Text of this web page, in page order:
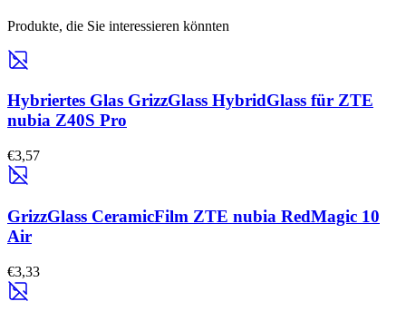
Produkte, die Sie interessieren könnten
Hybriertes Glas GrizzGlass HybridGlass für ZTE
nubia Z40S Pro
€3,57
GrizzGlass CeramicFilm ZTE nubia RedMagic 10
Air
€3,33